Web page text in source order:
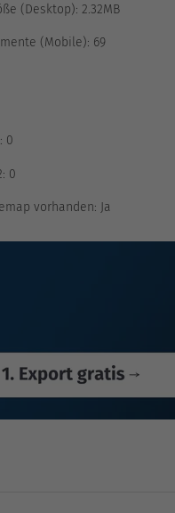
(Desktop):2.32MB
(Mobile): 69
0
0
vorhanden: Ja